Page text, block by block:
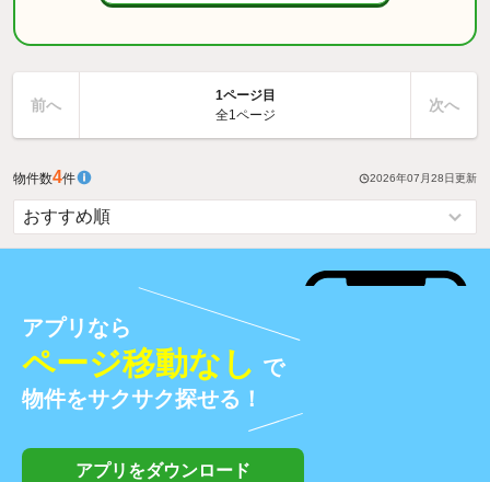
前へ
1ページ目
全1ページ
次へ
物件数4件 2026年07月28日更新
アプリなら
ページ移動なし で
物件をサクサク探せる！
アプリをダウンロード